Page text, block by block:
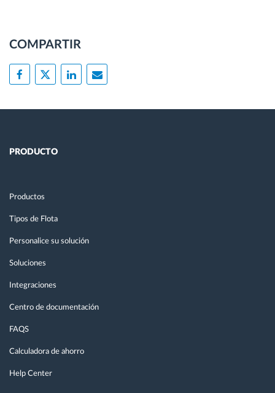
COMPARTIR
PRODUCTO
Productos
Tipos de Flota
Personalice su solución
Soluciones
Integraciones
Centro de documentación
FAQS
Calculadora de ahorro
Help Center